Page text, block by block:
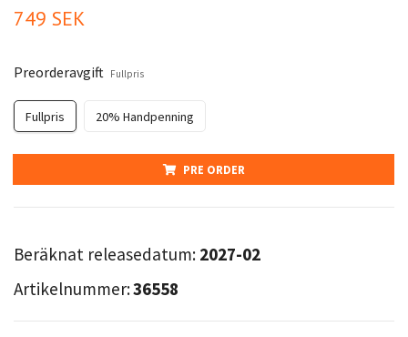
749 SEK
Preorderavgift Fullpris
Fullpris 20% Handpenning
PRE ORDER
Beräknat releasedatum: 2027-02
Artikelnummer:36558